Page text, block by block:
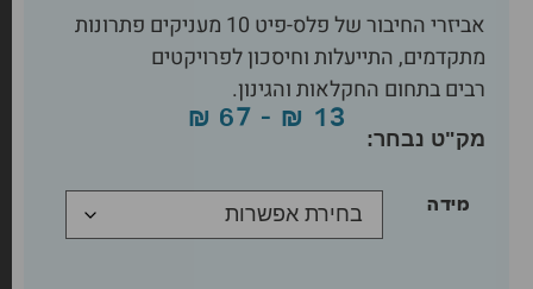
אביזרי החיבור של פלס-פיט 10 מעניקים פתרונות
מתקדמים, התייעלות וחיסכון לפרויקטים
רבים בתחום החקלאות והגינון.
₪ 13
–
₪ 67
מידה